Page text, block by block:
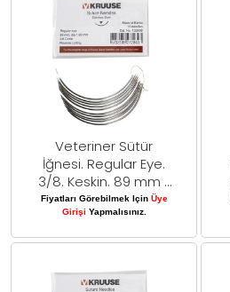
Veteriner Sütür
İğnesi. Regular Eye.
3/8. Keskin. 89 mm x
1.6 mm. 10/pk
Fiyatları Görebilmek Için Üye
Girişi Yapmalısınız.